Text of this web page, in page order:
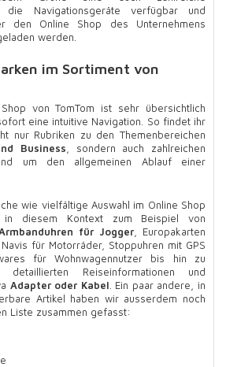
die Navigationsgeräte verfügbar und
den Online Shop des Unternehmens
werden.
im Sortiment von
von TomTom ist sehr übersichtlich
eine intuitive Navigation. So findet ihr
nur Rubriken zu den Themenbereichen
Business, sondern auch zahlreichen
um den allgemeinen Ablauf einer
wie vielfältige Auswahl im Online Shop
in diesem Kontext zum Beispiel von
für Jogger, Europakarten
für Motorräder, Stoppuhren mit GPS
für Wohnwagennutzer bis hin zu
Reiseinformationen und
Adapter oder Kabel. Ein paar andere, in
Artikel haben wir ausserdem noch
Liste zusammen gefasst: